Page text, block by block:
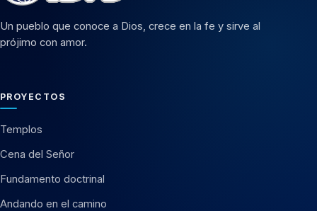
Un pueblo que conoce a Dios, crece en la fe y sirve al
prójimo con amor.
PROYECTOS
Templos
Cena del Señor
Fundamento doctrinal
Andando en el camino